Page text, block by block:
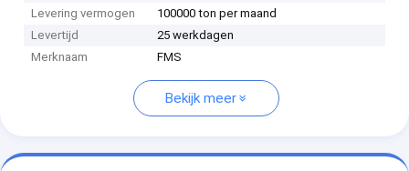
Levering vermogen
100000 ton per maand
Levertijd
25 werkdagen
Merknaam
FMS
Bekijk meer